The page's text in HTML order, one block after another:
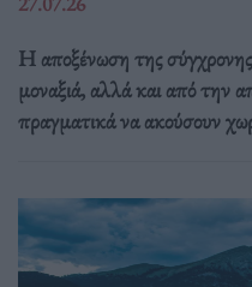
Η αποξένωση της σύγχρονης
μοναξιά, αλλά και από την
πραγματικά να ακούσουν